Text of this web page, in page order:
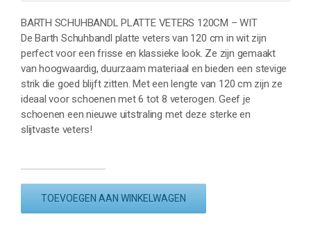
BARTH SCHUHBANDL PLATTE VETERS 120CM – WIT
De Barth Schuhbandl platte veters van 120 cm in wit zijn
perfect voor een frisse en klassieke look. Ze zijn gemaakt
van hoogwaardig, duurzaam materiaal en bieden een stevige
strik die goed blijft zitten. Met een lengte van 120 cm zijn ze
ideaal voor schoenen met 6 tot 8 veterogen. Geef je
schoenen een nieuwe uitstraling met deze sterke en
slijtvaste veters!
PLATTE
TOEVOEGEN AAN WINKELWAGEN